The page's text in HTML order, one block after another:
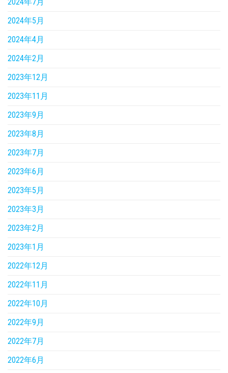
2024年7月
2024年5月
2024年4月
2024年2月
2023年12月
2023年11月
2023年9月
2023年8月
2023年7月
2023年6月
2023年5月
2023年3月
2023年2月
2023年1月
2022年12月
2022年11月
2022年10月
2022年9月
2022年7月
2022年6月